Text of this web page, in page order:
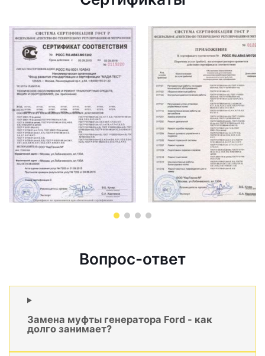
Вопрос-ответ
Замена муфты генератора Ford - как
долго занимает?